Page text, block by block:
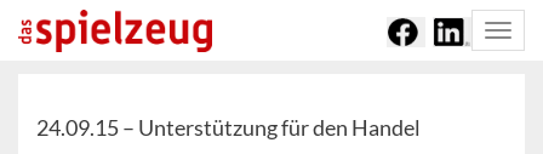
24.09.15 – Unterstützung für den Handel